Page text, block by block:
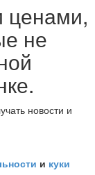
ценами,
не
новости и
и куки